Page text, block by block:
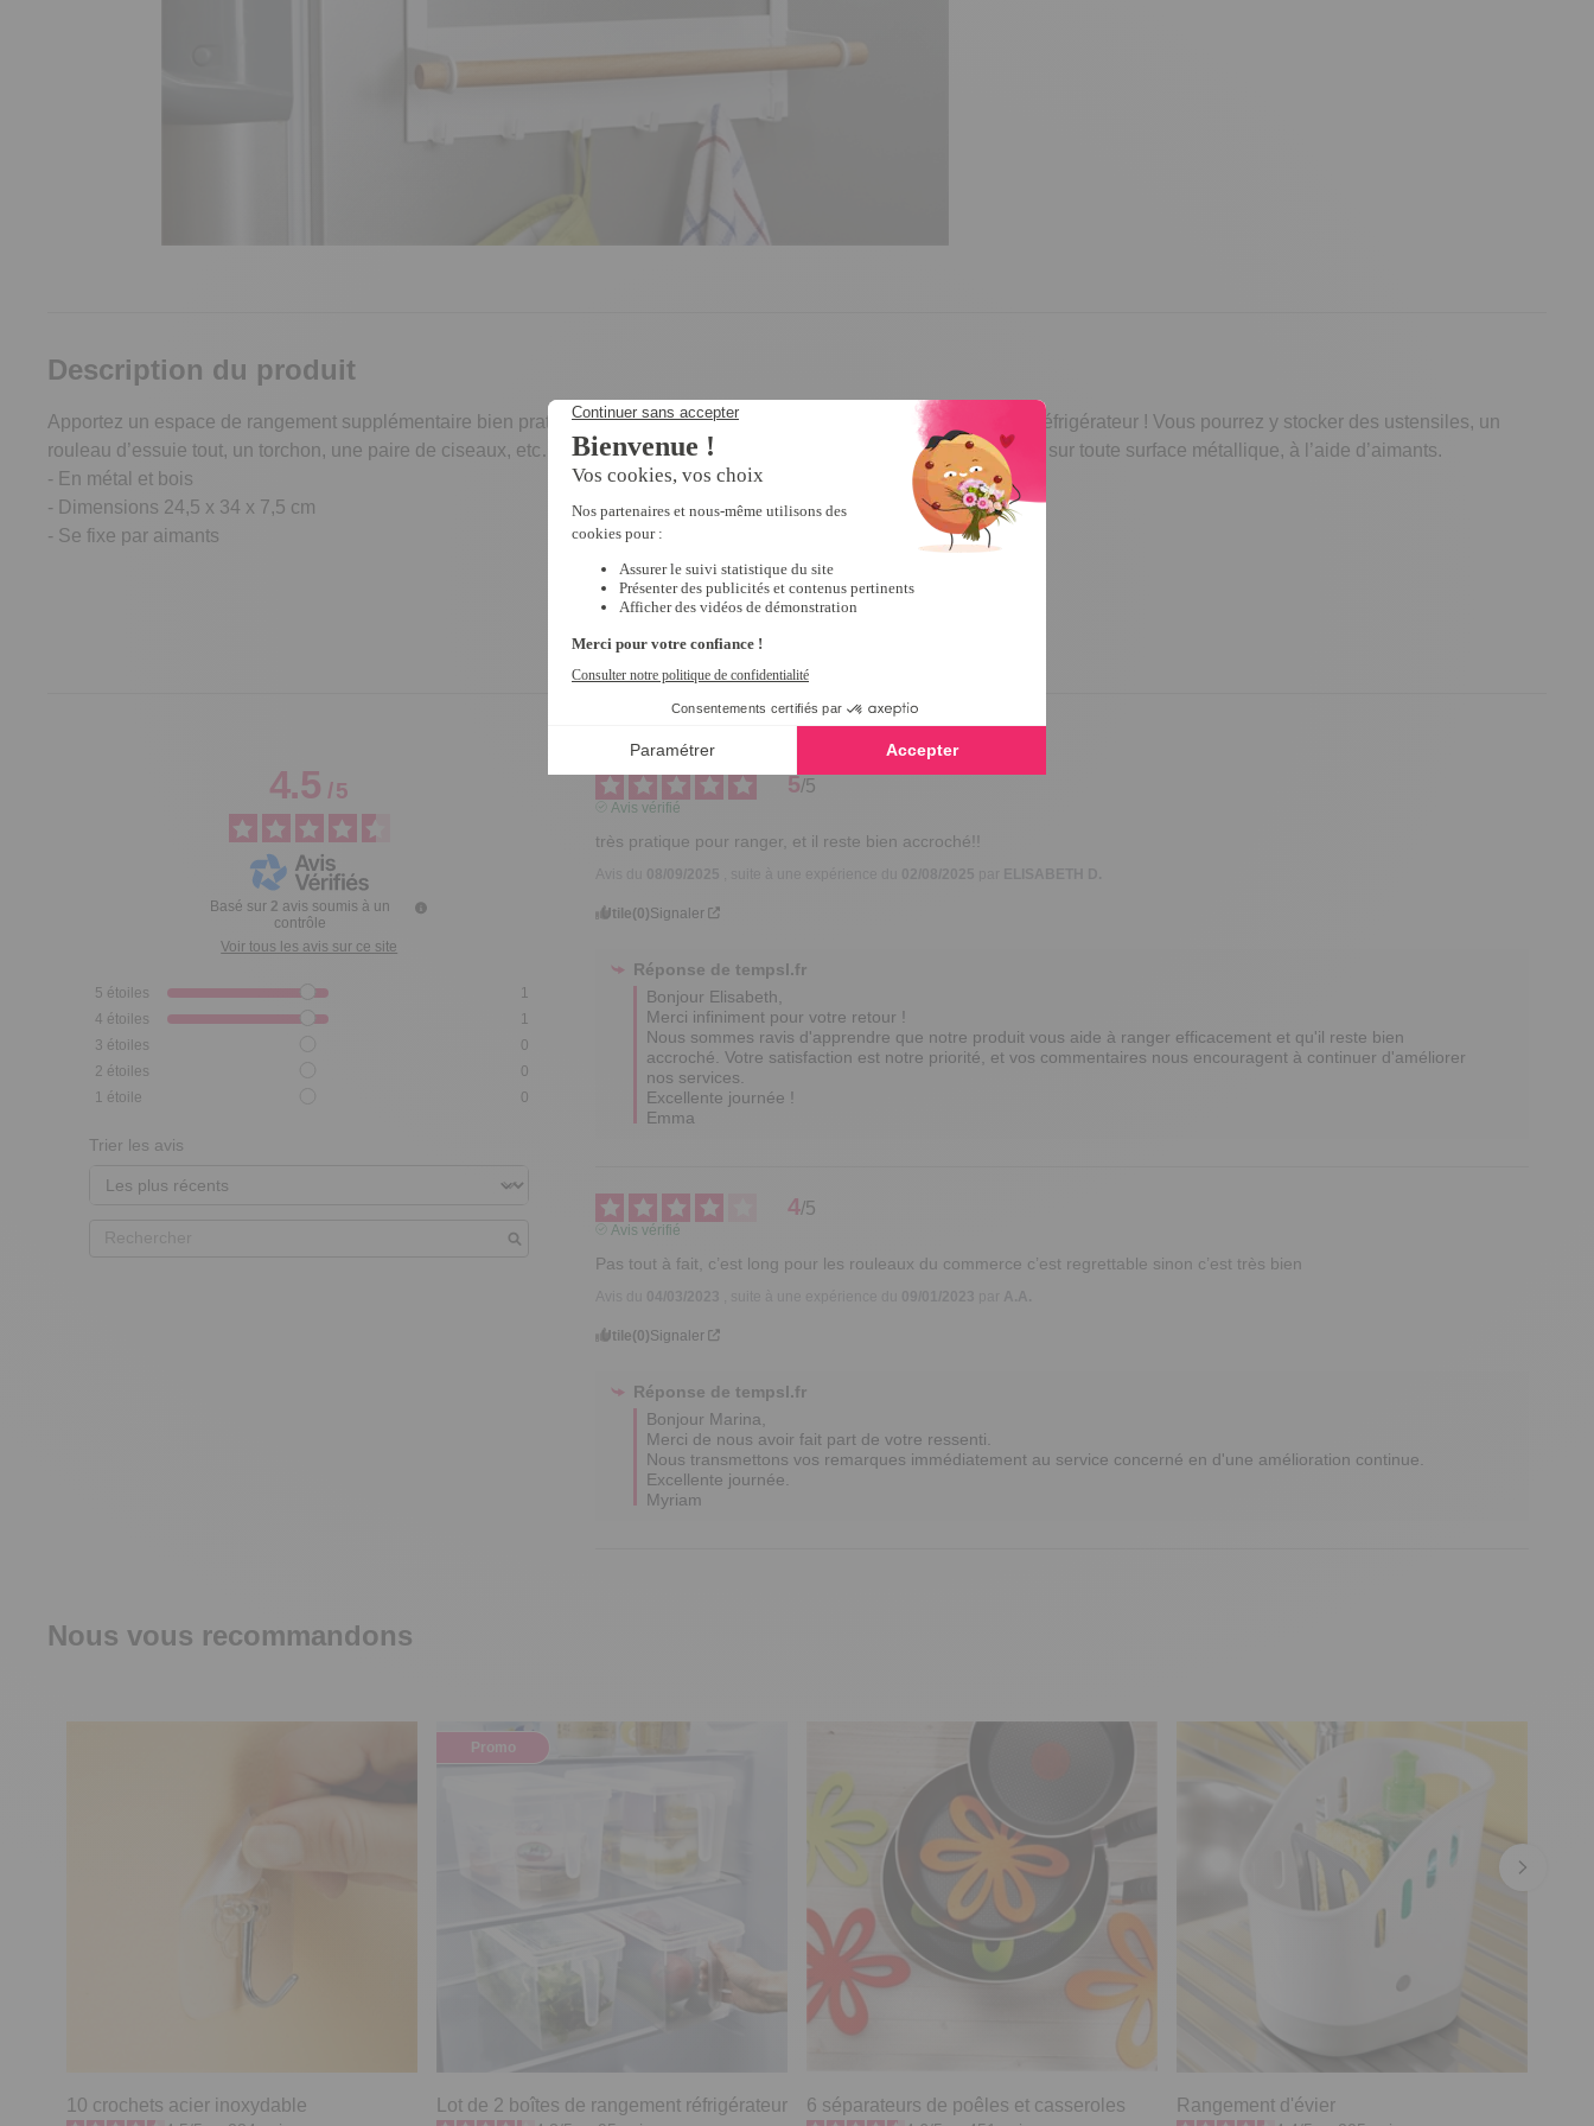
Description du produit
Apportez un espace de rangement supplémentaire bien pratique avec cet organiseur magnétique à aimanter sur votre réfrigérateur ! Vous pourrez y stocker des ustensiles, un
rouleau d’essuie tout, un torchon, une paire de ciseaux, etc… sans encombrer votre plan de travail. Il se fixe facilement, sur toute surface métallique, à l’aide d’aimants.
- En métal et bois
- Dimensions 24,5 x 34 x 7,5 cm
- Se fixe par aimants
4.5/5
Basé sur 2 avis soumis à un
contrôle
Voir tous les avis sur ce site
5 étoiles
1
4 étoiles
1
3 étoiles
0
2 étoiles
0
1 étoile 0
Trier les avis
5/5
Avis vérifié
très pratique pour ranger, et il reste bien accroché!!
08/09/2025 , suite à une expérience du 02/08/2025
Utile(0)Signaler
Réponse detempsl.fr
Bonjour Elisabeth,
Merci infiniment pour votre retour !
Nous sommes ravis d'apprendre que notre produit vous aide à ranger efficacement et qu'il reste bien
accroché. Votre satisfaction est notre priorité, et vos commentaires nous encouragent à continuer d'améliorer
nos services.
Excellente journée !
Emma
4/5
Avis vérifié
Pas tout à fait, c’est long pour les rouleaux du commerce c’est regrettable sinon c’est très bien
Utile(0)Signaler
Réponse detempsl.fr
Bonjour Marina,
Merci de nous avoir fait part de votre ressenti.
Nous transmettons vos remarques immédiatement au service concerné en d'une amélioration continue.
Excellente journée.
Myriam
Nous vous recommandons
10 crochets acier inoxydable
Promo
Lot de 2 boîtes de rangement réfrigérateur 6 séparateurs de poêles et casseroles Rangement d'évier